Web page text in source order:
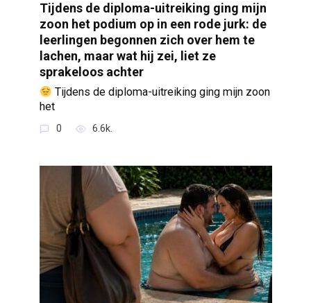
Tijdens de diploma-uitreiking ging mijn
zoon het podium op in een rode jurk: de
leerlingen begonnen zich over hem te
lachen, maar wat hij zei, liet ze
sprakeloos achter
Tijdens de diploma-uitreiking ging mijn zoon
het
0 6.6k.